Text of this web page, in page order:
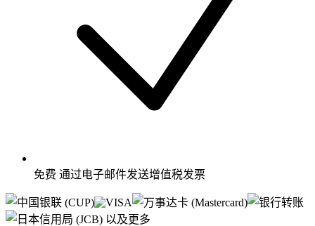
免费 通过电子邮件发送增值税发票
以及更多